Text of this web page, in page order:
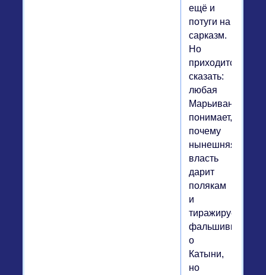
ещё и
потуги на
сарказм.
Но
приходится
сказать:
любая
Марьиванна
понимает,
почему
нынешняя
власть
дарит
полякам
и
тиражирует
фальшивки
о
Катыни,
но